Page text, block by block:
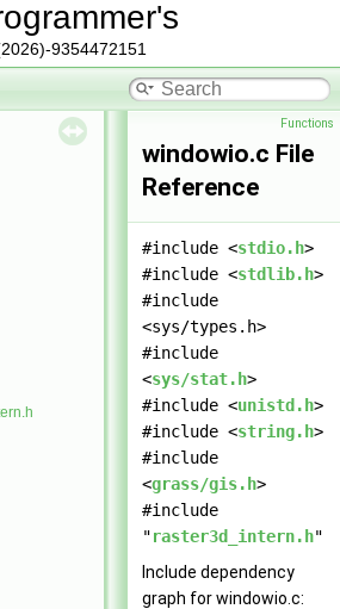
9354472151
Functions
windowio.c File
Reference
#include <stdio.h>
#include <stdlib.h>
#include
<sys/types.h>
#include
<sys/stat.h>
#include <unistd.h>
#include <string.h>
#include
<grass/gis.h>
#include
"raster3d_intern.h"
Include dependency
graph for windowio.c: